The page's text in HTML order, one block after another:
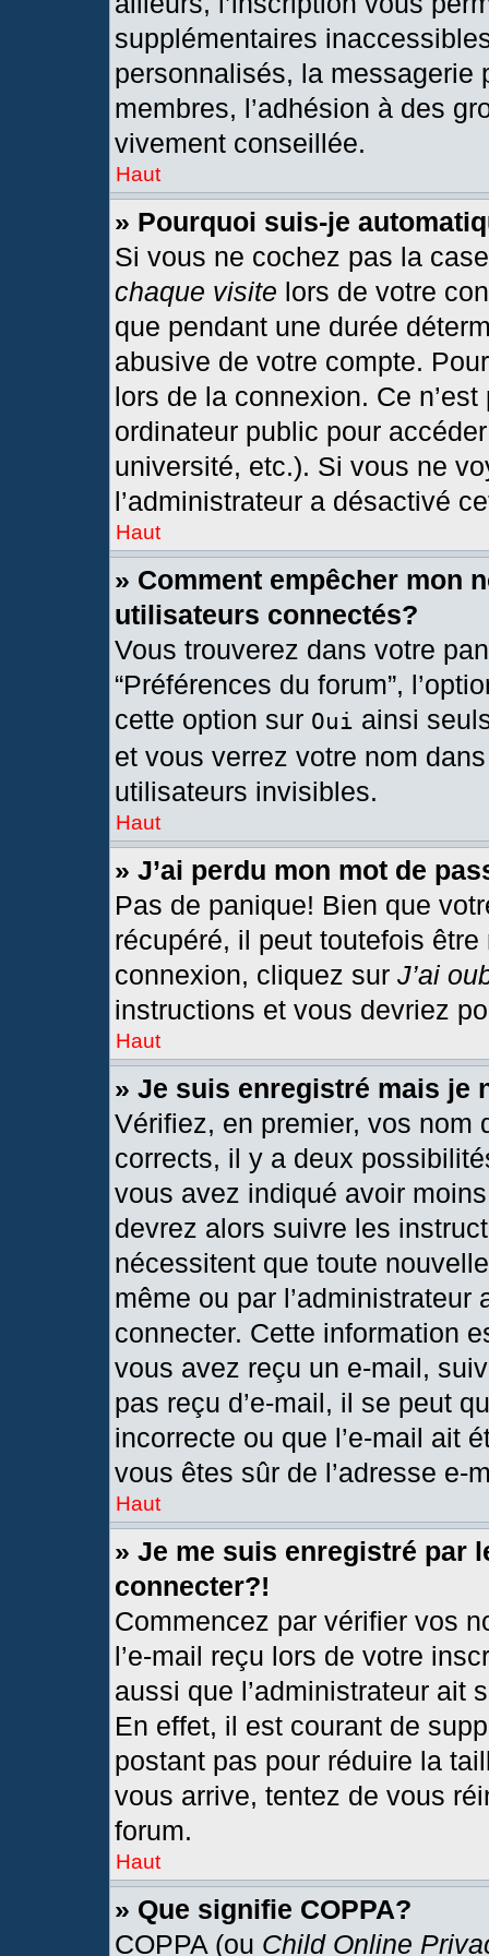
supplémentaires
personnalisés, la messagerie
membres, l’adhésion à des
vivement conseillée.
Haut
» Pourquoi suis-je
Si vous ne cochez pas la
chaque visite lors de votre
que pendant une durée
abusive de votre compte.
lors de la connexion. Ce
ordinateur public pour
université, etc.). Si vous ne
l’administrateur a désactivé
Haut
» Comment empêcher mon
utilisateurs connectés?
Vous trouverez dans votre
“Préférences du forum”,
cette option sur Oui ainsi
et vous verrez votre nom
utilisateurs invisibles.
Haut
» J’ai perdu mon mot de
Pas de panique! Bien que
récupéré, il peut toutefois
connexion, cliquez sur J’ai
instructions et vous devriez
Haut
» Je suis enregistré mais je
Vérifiez, en premier, vos nom
corrects, il y a deux
vous avez indiqué avoir
devrez alors suivre les
nécessitent que toute
même ou par
connecter. Cette information
vous avez reçu un e-mail,
pas reçu d’e-mail, il se peut
incorrecte ou que l’e-mail ait
vous êtes sûr de l’adresse e-
Haut
» Je me suis enregistré par
connecter?!
Commencez par vérifier vos
l’e-mail reçu lors de votre
aussi que l’administrateur ait
En effet, il est courant de
postant pas pour réduire la
vous arrive, tentez de vous
forum.
Haut
» Que signifie COPPA?
COPPA (ou Child Online